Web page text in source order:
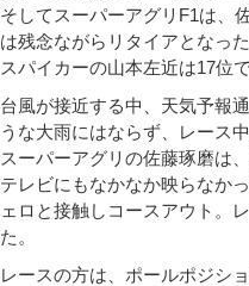
そしてスーパーアグリF1は、
は残念ながらリタイアとなった
スパイカーの山本左近は17位で
台風が接近する中、天気予報
うな大雨にはならず、レース
スーパーアグリの佐藤琢磨は
テレビにもなかなか映らなか
ェロと接触しコースアウト。
た。
レースの方は、ポールポジシ